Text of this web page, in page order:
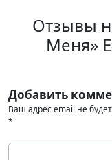
Отзывы
Меня»
Добавить
Ваш адрес email не
*